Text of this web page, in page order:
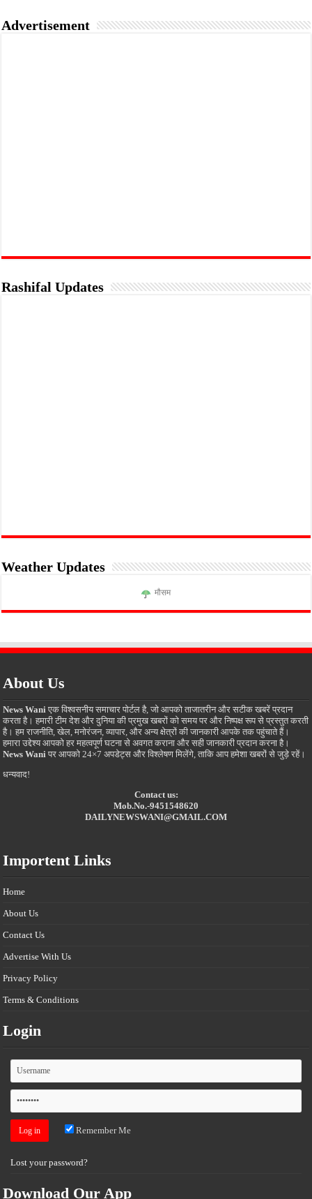
Advertisement
Rashifal Updates
Weather Updates
मौसम
About Us
News Wani एक विश्वसनीय समाचार पोर्टल है, जो आपको ताजातरीन और सटीक खबरें प्रदान
करता है। हमारी टीम देश और दुनिया की प्रमुख खबरों को समय पर और निष्पक्ष रूप से प्रस्तुत करती
है। हम राजनीति, खेल, मनोरंजन, व्यापार, और अन्य क्षेत्रों की जानकारी आपके तक पहुंचाते हैं।
हमारा उद्देश्य आपको हर महत्वपूर्ण घटना से अवगत कराना और सही जानकारी प्रदान करना है।
News Wani पर आपको 24×7 अपडेट्स और विश्लेषण मिलेंगे, ताकि आप हमेशा खबरों से जुड़े रहें।
धन्यवाद!
Contact us:
Mob.No.-9451548620
DAILYNEWSWANI@GMAIL.COM
Importent Links
Home
About Us
Contact Us
Advertise With Us
Privacy Policy
Terms & Conditions
Login
Remember Me
Lost your password?
Download Our App